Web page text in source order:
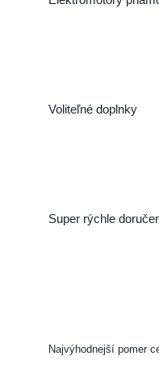
Voliteľné doplnky
Super rýchle
Najvýhodnejší pomer